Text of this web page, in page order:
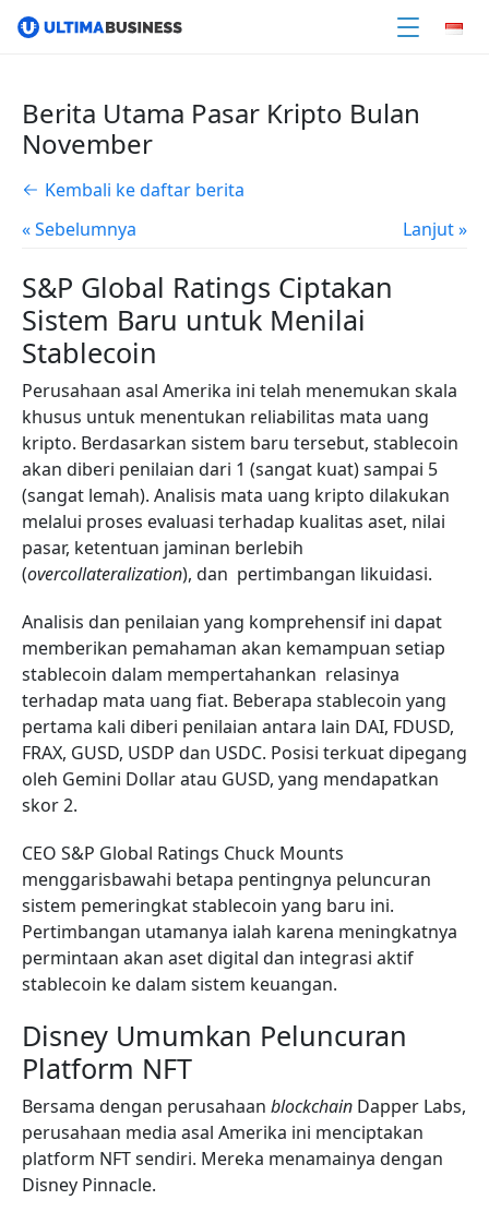
Berita Utama Pasar Kripto Bulan
November
Kembali ke daftar berita
« Sebelumnya
Lanjut »
S&P Global Ratings Ciptakan
Sistem Baru untuk Menilai
Stablecoin
Perusahaan asal Amerika ini telah menemukan skala
khusus untuk menentukan reliabilitas mata uang
kripto. Berdasarkan sistem baru tersebut, stablecoin
akan diberi penilaian dari 1 (sangat kuat) sampai 5
(sangat lemah). Analisis mata uang kripto dilakukan
melalui proses evaluasi terhadap kualitas aset, nilai
pasar, ketentuan jaminan berlebih
(overcollateralization), dan pertimbangan likuidasi.
Analisis dan penilaian yang komprehensif ini dapat
memberikan pemahaman akan kemampuan setiap
stablecoin dalam mempertahankan relasinya
terhadap mata uang fiat. Beberapa stablecoin yang
pertama kali diberi penilaian antara lain DAI, FDUSD,
FRAX, GUSD, USDP dan USDC. Posisi terkuat dipegang
oleh Gemini Dollar atau GUSD, yang mendapatkan
skor 2.
CEO S&P Global Ratings Chuck Mounts
menggarisbawahi betapa pentingnya peluncuran
sistem pemeringkat stablecoin yang baru ini.
Pertimbangan utamanya ialah karena meningkatnya
permintaan akan aset digital dan integrasi aktif
stablecoin ke dalam sistem keuangan.
Disney Umumkan Peluncuran
Platform NFT
Bersama dengan perusahaan blockchain Dapper Labs,
perusahaan media asal Amerika ini menciptakan
platform NFT sendiri. Mereka menamainya dengan
Disney Pinnacle.